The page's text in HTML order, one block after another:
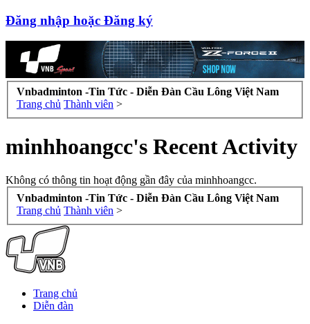
Đăng nhập hoặc Đăng ký
Vnbadminton -Tin Tức - Diễn Đàn Cầu Lông Việt Nam
Trang chủ Thành viên >
minhhoangcc's Recent Activity
Không có thông tin hoạt động gần đây của minhhoangcc.
Vnbadminton -Tin Tức - Diễn Đàn Cầu Lông Việt Nam
Trang chủ Thành viên >
Trang chủ
Diễn đàn